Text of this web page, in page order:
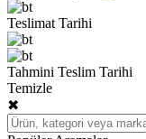
Teslimat Tarihi
Tahmini Teslim Tarihi
Temizle
✖